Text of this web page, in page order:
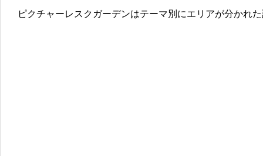
ピクチャーレスクガーデンはテーマ別にエリアが分かれ